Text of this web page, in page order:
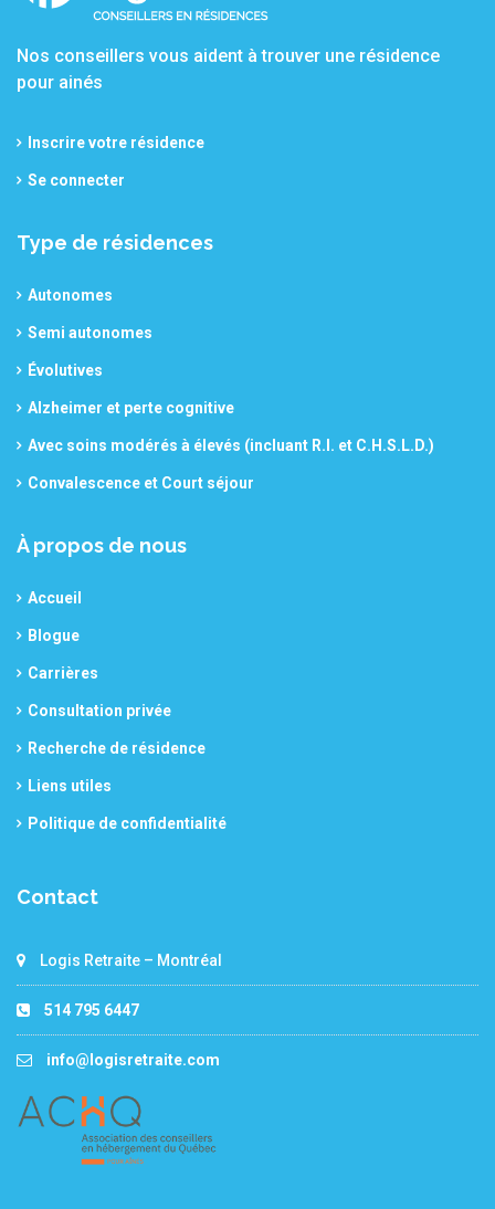
Nos conseillers vous aident à trouver une résidence
pour ainés
Inscrire votre résidence
Se connecter
Type de résidences
Autonomes
Semi autonomes
Évolutives
Alzheimer et perte cognitive
Avec soins modérés à élevés (incluant R.I. et C.H.S.L.D.)
Convalescence et Court séjour
À propos de nous
Accueil
Blogue
Carrières
Consultation privée
Recherche de résidence
Liens utiles
Politique de confidentialité
Contact
Logis Retraite – Montréal
514 795 6447
info@logisretraite.com